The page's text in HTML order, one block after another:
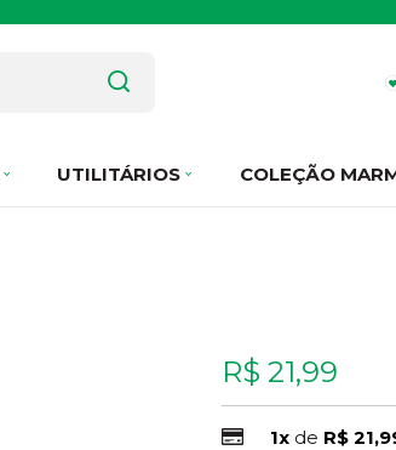
UTILITÁRIOS COLEÇÃO
R$ 21,99
1x de R$